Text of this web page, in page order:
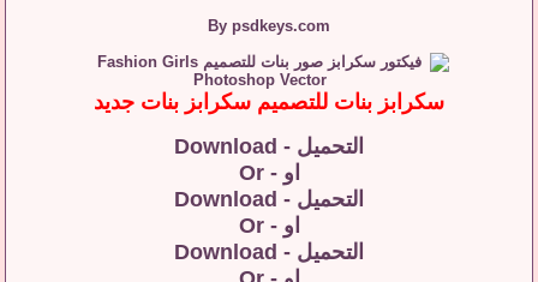
By psdkeys.com
سكرابز بنات للتصميم سكرابز بنات جديد
التحميل - Download
او - Or
التحميل - Download
او - Or
التحميل - Download